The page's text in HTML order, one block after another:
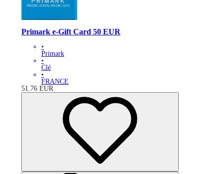
Primark e-Gift Card 50 EUR
•
Primark
•
Clé
•
FRANCE
51.76 EUR